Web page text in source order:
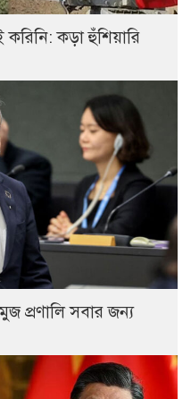
কড়া হুঁশিয়ারি
প্রণালি সবার জন্য